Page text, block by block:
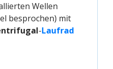
Wellen
besprochen) mit
-Laufrad